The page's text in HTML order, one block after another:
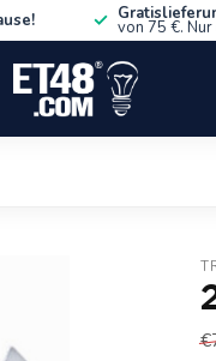
von 75 €. Nur